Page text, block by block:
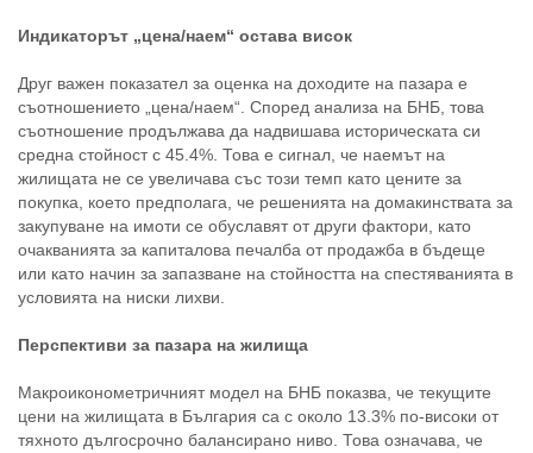
Индикаторът „цена/наем“ остава висок
Друг важен показател за оценка на доходите на пазара е
съотношението „цена/наем“. Според анализа на БНБ, това
съотношение продължава да надвишава историческата си
средна стойност с 45.4%. Това е сигнал, че наемът на
жилищата не се увеличава със този темп като цените за
покупка, което предполага, че решенията на домакинствата за
закупуване на имоти се обуславят от други фактори, като
очакванията за капиталова печалба от продажба в бъдеще
или като начин за запазване на стойността на спестяванията в
условията на ниски лихви.
Перспективи за пазара на жилища
Макроиконометричният модел на БНБ показва, че текущите
цени на жилищата в България са с около 13.3% по-високи от
тяхното дългосрочно балансирано ниво. Това означава, че